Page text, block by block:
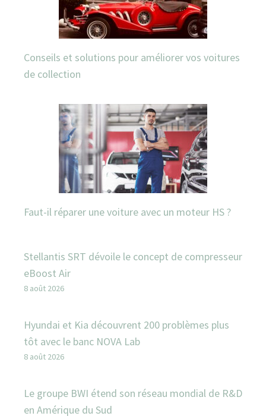
Conseils et solutions pour améliorer vos voitures
de collection
Faut-il réparer une voiture avec un moteur HS ?
Stellantis SRT dévoile le concept de compresseur
eBoost Air
8 août 2026
Hyundai et Kia découvrent 200 problèmes plus
tôt avec le banc NOVA Lab
8 août 2026
Le groupe BWI étend son réseau mondial de R&D
en Amérique du Sud